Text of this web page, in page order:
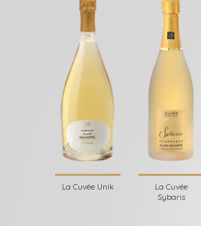
La Cuvée Unik
La Cuvée
Sybaris